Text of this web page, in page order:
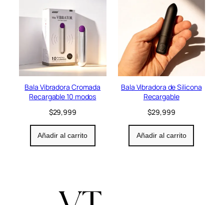
Bala Vibradora Cromada
Recargable 10 modos
$29,999
Añadir al carrito
Bala Vibradora de Silicona
Recargable
$29,999
Añadir al carrito